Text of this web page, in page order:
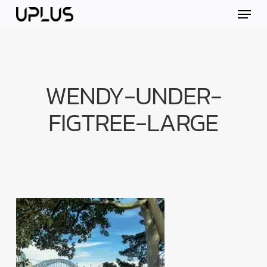
Skip Menu
WENDY-UNDER-
FIGTREE-LARGE